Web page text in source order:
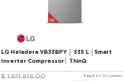
LG Heladera VB33BPY │ 335 L │Smart
Inverter Compressor│ ThinQ
$ 1.611.916,00 Pagá en 12 cuotas